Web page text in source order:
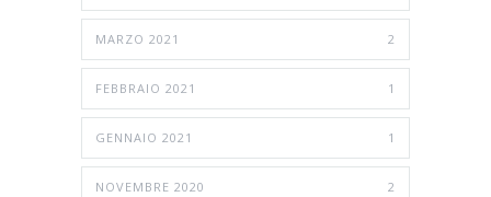
MARZO 2021 2
FEBBRAIO 2021 1
GENNAIO 2021 1
NOVEMBRE 2020 2